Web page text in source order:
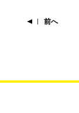
前へ